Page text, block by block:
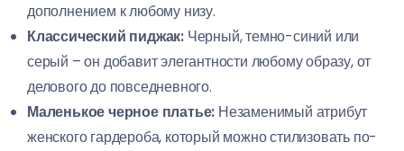
дополнением к любому низу.
Классический пиджак: Черный, темно-синий или
серый – он добавит элегантности любому образу, от
делового до повседневного.
Маленькое черное платье: Незаменимый атрибут
женского гардероба, который можно стилизовать по-